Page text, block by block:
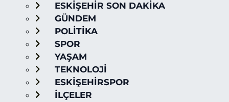
ESKİŞEHİR SON DAKİKA
GÜNDEM
POLİTİKA
SPOR
YAŞAM
TEKNOLOJİ
ESKİŞEHİRSPOR
İLÇELER